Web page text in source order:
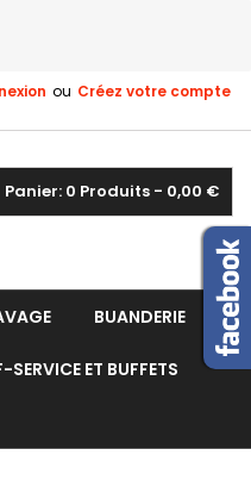
ou Créez votre compte
Panier: 0 Produits - 0,00 €
BUANDERIE
SERVICE ET BUFFETS